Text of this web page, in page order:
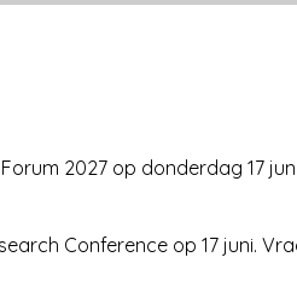
2027 op donderdag 17
Conference op 17 juni.